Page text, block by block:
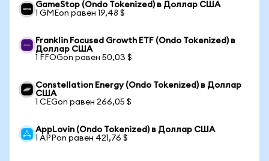
GameStop (Ondo Tokenized) в Доллар США
1 GMEon равен 19,48 $
Franklin Focused Growth ETF (Ondo Tokenized) в
Доллар США
1 FFOGon равен 50,03 $
Constellation Energy (Ondo Tokenized) в Доллар
США
1 CEGon равен 266,05 $
AppLovin (Ondo Tokenized) в Доллар США
1 APPon равен 421,76 $